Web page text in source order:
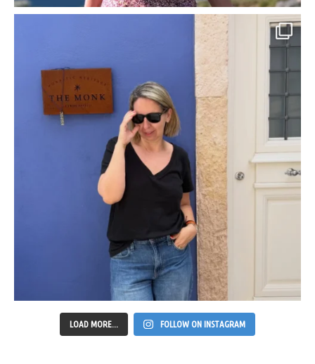
LOAD MORE... FOLLOW ON INSTAGRAM